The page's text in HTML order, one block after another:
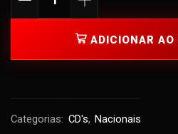
ADICIONAR AO
Categorias: CD's, Nacionais